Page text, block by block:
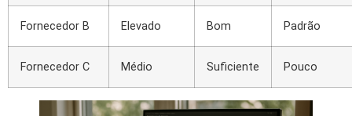
Fornecedor B Elevado Bom Padrão
Fornecedor C Médio Suficiente Pouco